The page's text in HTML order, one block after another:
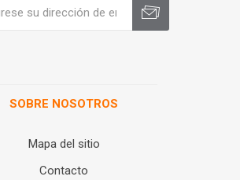
SOBRE NOSOTROS
Mapa del sitio
Contacto